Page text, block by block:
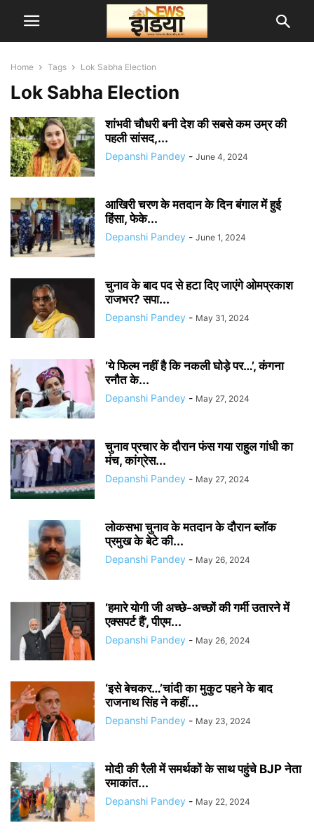
Home Tags Lok Sabha Election
Lok Sabha Election
शांभवी चौधरी बनी देश की सबसे कम उम्र की
पहली सांसद,...
Depanshi Pandey - June 4, 2024
आखिरी चरण के मतदान के दिन बंगाल में हुई
हिंसा, फेके...
Depanshi Pandey - June 1, 2024
चुनाव के बाद पद से हटा दिए जाएंगे ओमप्रकाश
राजभर? सपा...
Depanshi Pandey - May 31, 2024
‘ये फिल्म नहीं है कि नकली घोड़े पर…’, कंगना
रनौत के...
Depanshi Pandey - May 27, 2024
चुनाव प्रचार के दौरान फंस गया राहुल गांधी का
मंच, कांग्रेस...
Depanshi Pandey - May 27, 2024
लोकसभा चुनाव के मतदान के दौरान ब्लॉक
प्रमुख के बेटे की...
Depanshi Pandey - May 26, 2024
‘हमारे योगी जी अच्छे-अच्छों की गर्मी उतारने में
एक्सपर्ट हैं’, पीएम...
Depanshi Pandey - May 26, 2024
‘इसे बेचकर…’चांदी का मुकुट पहने के बाद
राजनाथ सिंह ने कहीं...
Depanshi Pandey - May 23, 2024
मोदी की रैली में समर्थकों के साथ पहुंचे BJP नेता
रमाकांत...
Depanshi Pandey - May 22, 2024